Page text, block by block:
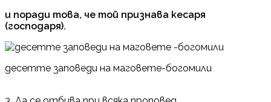
и поради това, че той признава кесаря
(господаря).
десетте заповеди на маговете-богомили